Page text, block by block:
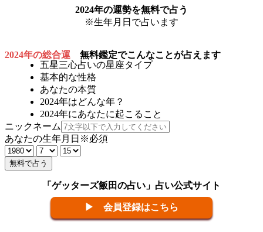
2024年の運勢を無料で占う
※生年月日で占います
2024年の総合運 無料鑑定でこんなことが占えます
五星三心占いの星座タイプ
基本的な性格
あなたの本質
2024年はどんな年？
2024年にあなたに起こること
ニックネーム
あなたの生年月日 ※必須
無料で占う
「ゲッターズ飯田の占い」占い公式サイト
▶ 会員登録はこちら